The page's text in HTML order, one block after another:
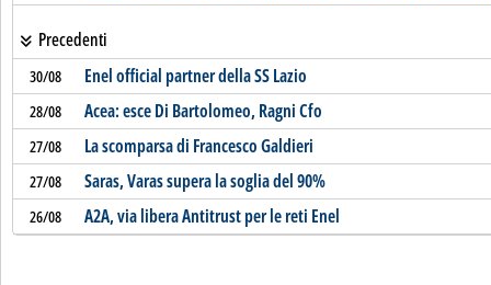
Precedenti
30/08 Enel official partner della SS Lazio
28/08 Acea: esce Di Bartolomeo, Ragni Cfo
27/08 La scomparsa di Francesco Galdieri
27/08 Saras, Varas supera la soglia del 90%
26/08 A2A, via libera Antitrust per le reti Enel